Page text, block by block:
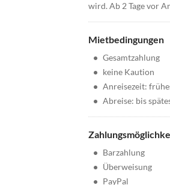
wird. Ab 2 Tage vor
Mietbedingungen
• Gesamtzahlung
• keine Kaution
• Anreisezeit:
• Abreise: bis
• Barzahlung
• Überweisung
• PayPal